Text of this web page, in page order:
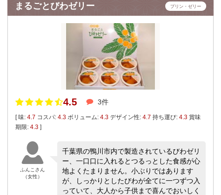
まるごとびわゼリー プリン・ゼリー
4.5 3件
[ 味: 4.7 コスパ: 4.3 ボリューム: 4.3 デザイン性: 4.7 持ち運び: 4.3 賞味
期限: 4.3 ]
ふんこさん
（女性）
千葉県の鴨川市内で製造されているびわゼリ
ー、一口口に入れるとつるっとした食感が心
地よくたまりません。小ぶりではあります
が、しっかりとしたびわが全てに一つずつ入
っていて、大人から子供まで喜んでおいしく